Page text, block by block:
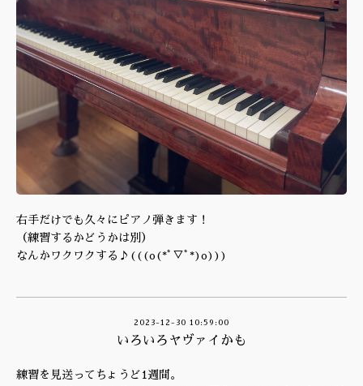
右手だけでも久々にピアノ弾きます！
（練習するかどうかは別）
なんかワクワクする♪(((o(*ﾟ▽ﾟ*)o)))
2023-12-30 10:59:00
いろいろヤヴァイかも
練習を見送ってちょうど1週間。